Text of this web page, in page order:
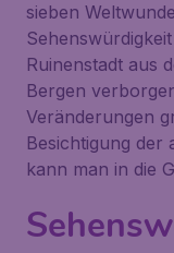
sieben
Ruinenstadt aus
Bergen
Veränderungen
Besichtigung der
kann man in die